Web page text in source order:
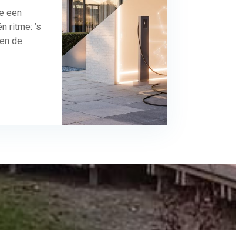
een
ritme: ’s
de